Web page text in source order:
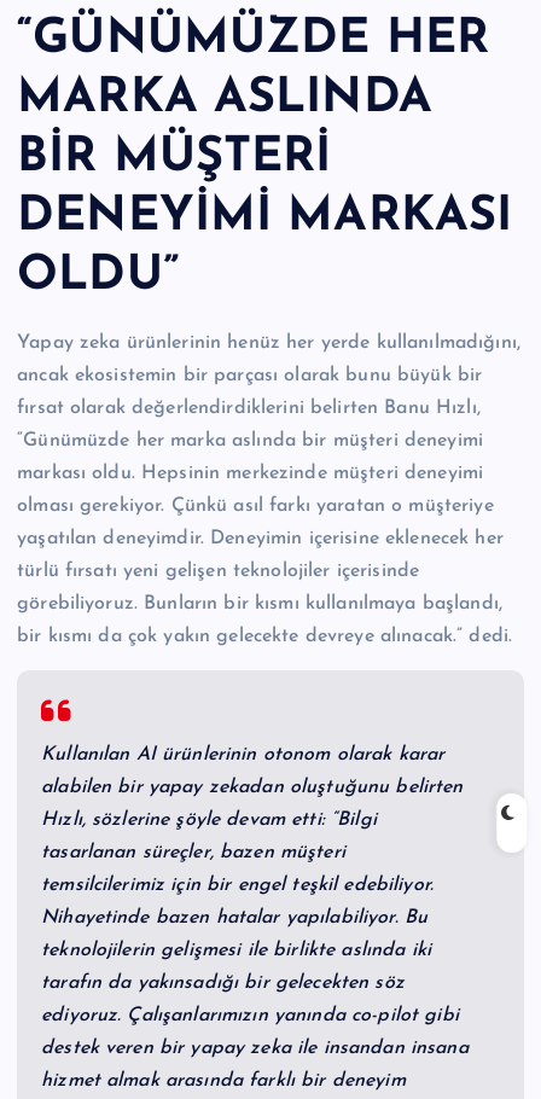
“GÜNÜMÜZDE HER
MARKA ASLINDA
BİR MÜŞTERİ
DENEYİMİ MARKASI
OLDU”
Yapay zeka ürünlerinin henüz her yerde kullanılmadığını,
ancak ekosistemin bir parçası olarak bunu büyük bir
fırsat olarak değerlendirdiklerini belirten Banu Hızlı,
“Günümüzde her marka aslında bir müşteri deneyimi
markası oldu. Hepsinin merkezinde müşteri deneyimi
olması gerekiyor. Çünkü asıl farkı yaratan o müşteriye
yaşatılan deneyimdir. Deneyimin içerisine eklenecek her
türlü fırsatı yeni gelişen teknolojiler içerisinde
görebiliyoruz. Bunların bir kısmı kullanılmaya başlandı,
bir kısmı da çok yakın gelecekte devreye alınacak.” dedi.
Kullanılan AI ürünlerinin otonom olarak karar
alabilen bir yapay zekadan oluştuğunu belirten
Hızlı, sözlerine şöyle devam etti: “Bilgi
tasarlanan süreçler, bazen müşteri
temsilcilerimiz için bir engel teşkil edebiliyor.
Nihayetinde bazen hatalar yapılabiliyor. Bu
teknolojilerin gelişmesi ile birlikte aslında iki
tarafın da yakınsadığı bir gelecekten söz
ediyoruz. Çalışanlarımızın yanında co-pilot gibi
destek veren bir yapay zeka ile insandan insana
hizmet almak arasında farklı bir deneyim